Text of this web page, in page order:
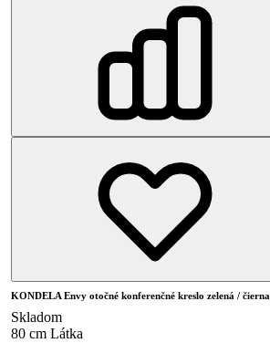
KONDELA Envy otočné konferenčné kreslo zelená / čierna
Skladom
80 cm Látka